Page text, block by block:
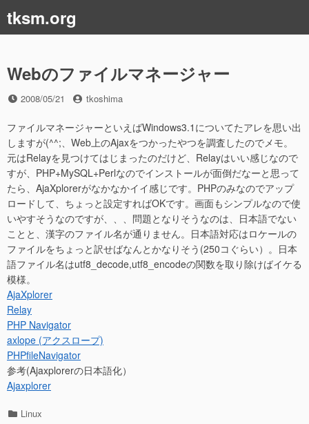
ン
テ
ツ
ス
ッ
tksm.org
Webのファイルマネージャー
投
日
2008/05/21
投
者
tkoshima
ファイルマネージャーといえばWindows3.1についてたアレを思い出
しますが(^^;、Web上のAjaxをつかったやつを調査したのでメモ。
元はRelayを見つけてはじまったのだけど、Relayはいい感じなので
すが、PHP+MySQL+Perlなのでインストールが面倒だなーと思って
たら、AjaXplorerがなかなかイイ感じです。PHPのみなのでアップ
ロードして、ちょっと設定すればOKです。画面もシンプルなので使
いやすそうなのですが、、、問題となりそうなのは、日本語でない
ことと、漢字のファイル名が通りません。日本語対応はロケールの
ファイルをちょっと訳せばなんとかなりそう(250コぐらい）。日本
語ファイル名はutf8_decode,utf8_encodeの関数を取り除けばイケる
模様。
AjaXplorer
Relay
PHP Navigator
axlope (アクスロープ)
PHPfileNavigator
参考(Ajaxplorerの日本語化）
Ajaxplorer
カ Linux